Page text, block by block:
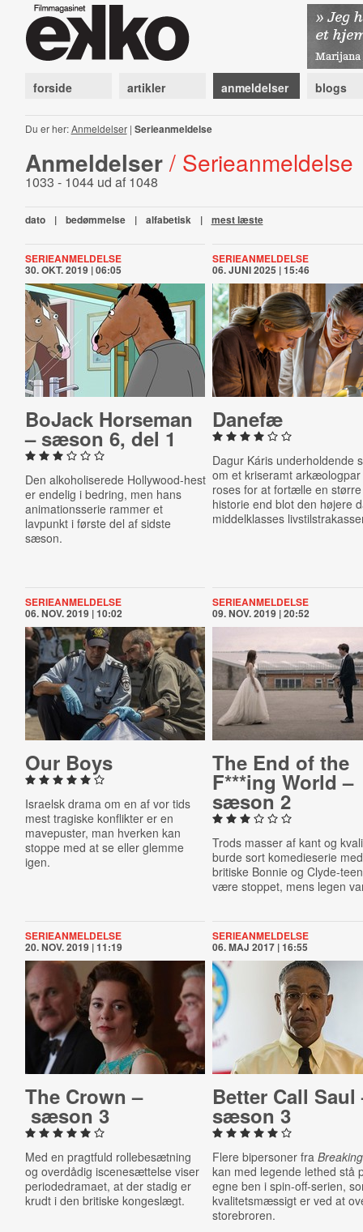
forside artikler anmeldelser blogs
Du er her:Anmeldelser| Serieanmeldelse
Anmeldelser / Serieanmeldelse
1033 - 1044 ud af 1048
dato | bedømmelse | alfabetisk | mest læste
SERIEANMELDELSE
30. OKT. 2019 | 06:05
BoJack Horseman
– sæson 6, del 1
Den alkoholiserede Hollywood-hest
er endelig i bedring, men hans
animationsserie rammer et
lavpunkt i første del af sidste
sæson.
SERIEANMELDELSE
06. JUNI 2025 | 15:46
Danefæ
Dagur Káris underholdende
om et kriseramt
roses for at fortælle en større
historie end blot den højere
middelklasses
SERIEANMELDELSE
06. NOV. 2019 | 10:02
Our Boys
Israelsk drama om en af vor tids
mest tragiske konflikter er en
mavepuster, man hverken kan
stoppe med at se eller glemme
igen.
SERIEANMELDELSE
09. NOV. 2019 | 20:52
The End of the
F***ing World –
sæson 2
Trods masser af kant og
burde sort komedieserie med
britiske Bonnie og Clyde-
være stoppet, mens legen
SERIEANMELDELSE
20. NOV. 2019 | 11:19
The Crown –
sæson 3
Med en pragtfuld rollebesætning
og overdådig iscenesættelse viser
periodedramaet, at der stadig er
krudt i den britiske kongeslægt.
SERIEANMELDELSE
06. MAJ 2017 | 16:55
Better Call Saul
sæson 3
Flere bipersoner fra
kan med legende lethed stå
egne ben i spin-off-serien,
kvalitetsmæssigt er ved at
storebroren.